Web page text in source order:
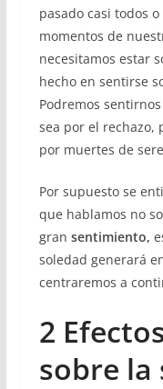
pasado casi todos
momentos de
necesitamos estar
hecho en sentirse
Podremos
sea por el rechazo,
por muertes de
Por supuesto se
que hablamos no
gran sentimiento,
soledad generará
centraremos a
2
sobre la